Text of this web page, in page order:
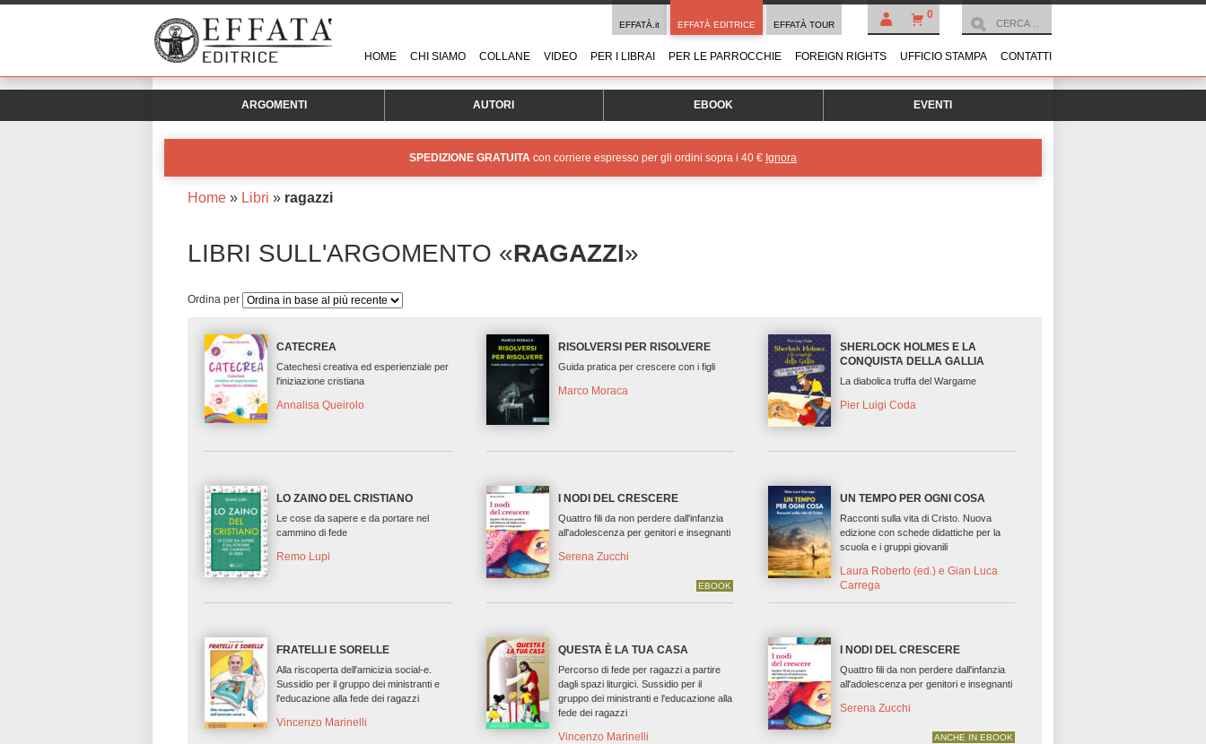
0
EFFATÀ.it EFFATÀ EDITRICE EFFATÀ TOUR
HOME CHI SIAMO COLLANE VIDEO PER I LIBRAI PER LE PARROCCHIE FOREIGN RIGHTS UFFICIO STAMPA CONTATTI
ARGOMENTI AUTORI EBOOK EVENTI
SPEDIZIONE GRATUITA con corriere espresso per gli ordini sopra i 40 € Ignora
Home » Libri » ragazzi
LIBRI SULL'ARGOMENTO «RAGAZZI»
Ordina per
CATECREA
Catechesi creativa ed esperienziale per
l'iniziazione cristiana
Annalisa Queirolo
RISOLVERSI PER RISOLVERE
Guida pratica per crescere con i figli
Marco Moraca
SHERLOCK HOLMES E LA
CONQUISTA DELLA GALLIA
La diabolica truffa del Wargame
Pier Luigi Coda
LO ZAINO DEL CRISTIANO
Le cose da sapere e da portare nel
cammino di fede
Remo Lupi
I NODI DEL CRESCERE
Quattro fili da non perdere dall'infanzia
all'adolescenza per genitori e insegnanti
Serena Zucchi
EBOOK
UN TEMPO PER OGNI COSA
Racconti sulla vita di Cristo. Nuova
edizione con schede didattiche per la
scuola e i gruppi giovanili
Laura Roberto (ed.) e Gian Luca
Carrega
FRATELLI E SORELLE
Alla riscoperta dell'amicizia social-e.
Sussidio per il gruppo dei ministranti e
l'educazione alla fede dei ragazzi
Vincenzo Marinelli
QUESTA È LA TUA CASA
Percorso di fede per ragazzi a partire
dagli spazi liturgici. Sussidio per il
gruppo dei ministranti e l'educazione alla
fede dei ragazzi
Vincenzo Marinelli
I NODI DEL CRESCERE
Quattro fili da non perdere dall'infanzia
all'adolescenza per genitori e insegnanti
Serena Zucchi
ANCHE IN EBOOK